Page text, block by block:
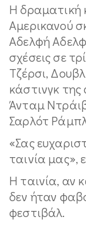
Η δραματική
Αμερικανού
Αδελφή
σχέσεις σε
Τζέρσι,
κάστινγκ
Άνταμ
Σαρλότ
«Σας
ταινία μας»,
Η ταινία, αν
δεν ήταν
φεστιβάλ.